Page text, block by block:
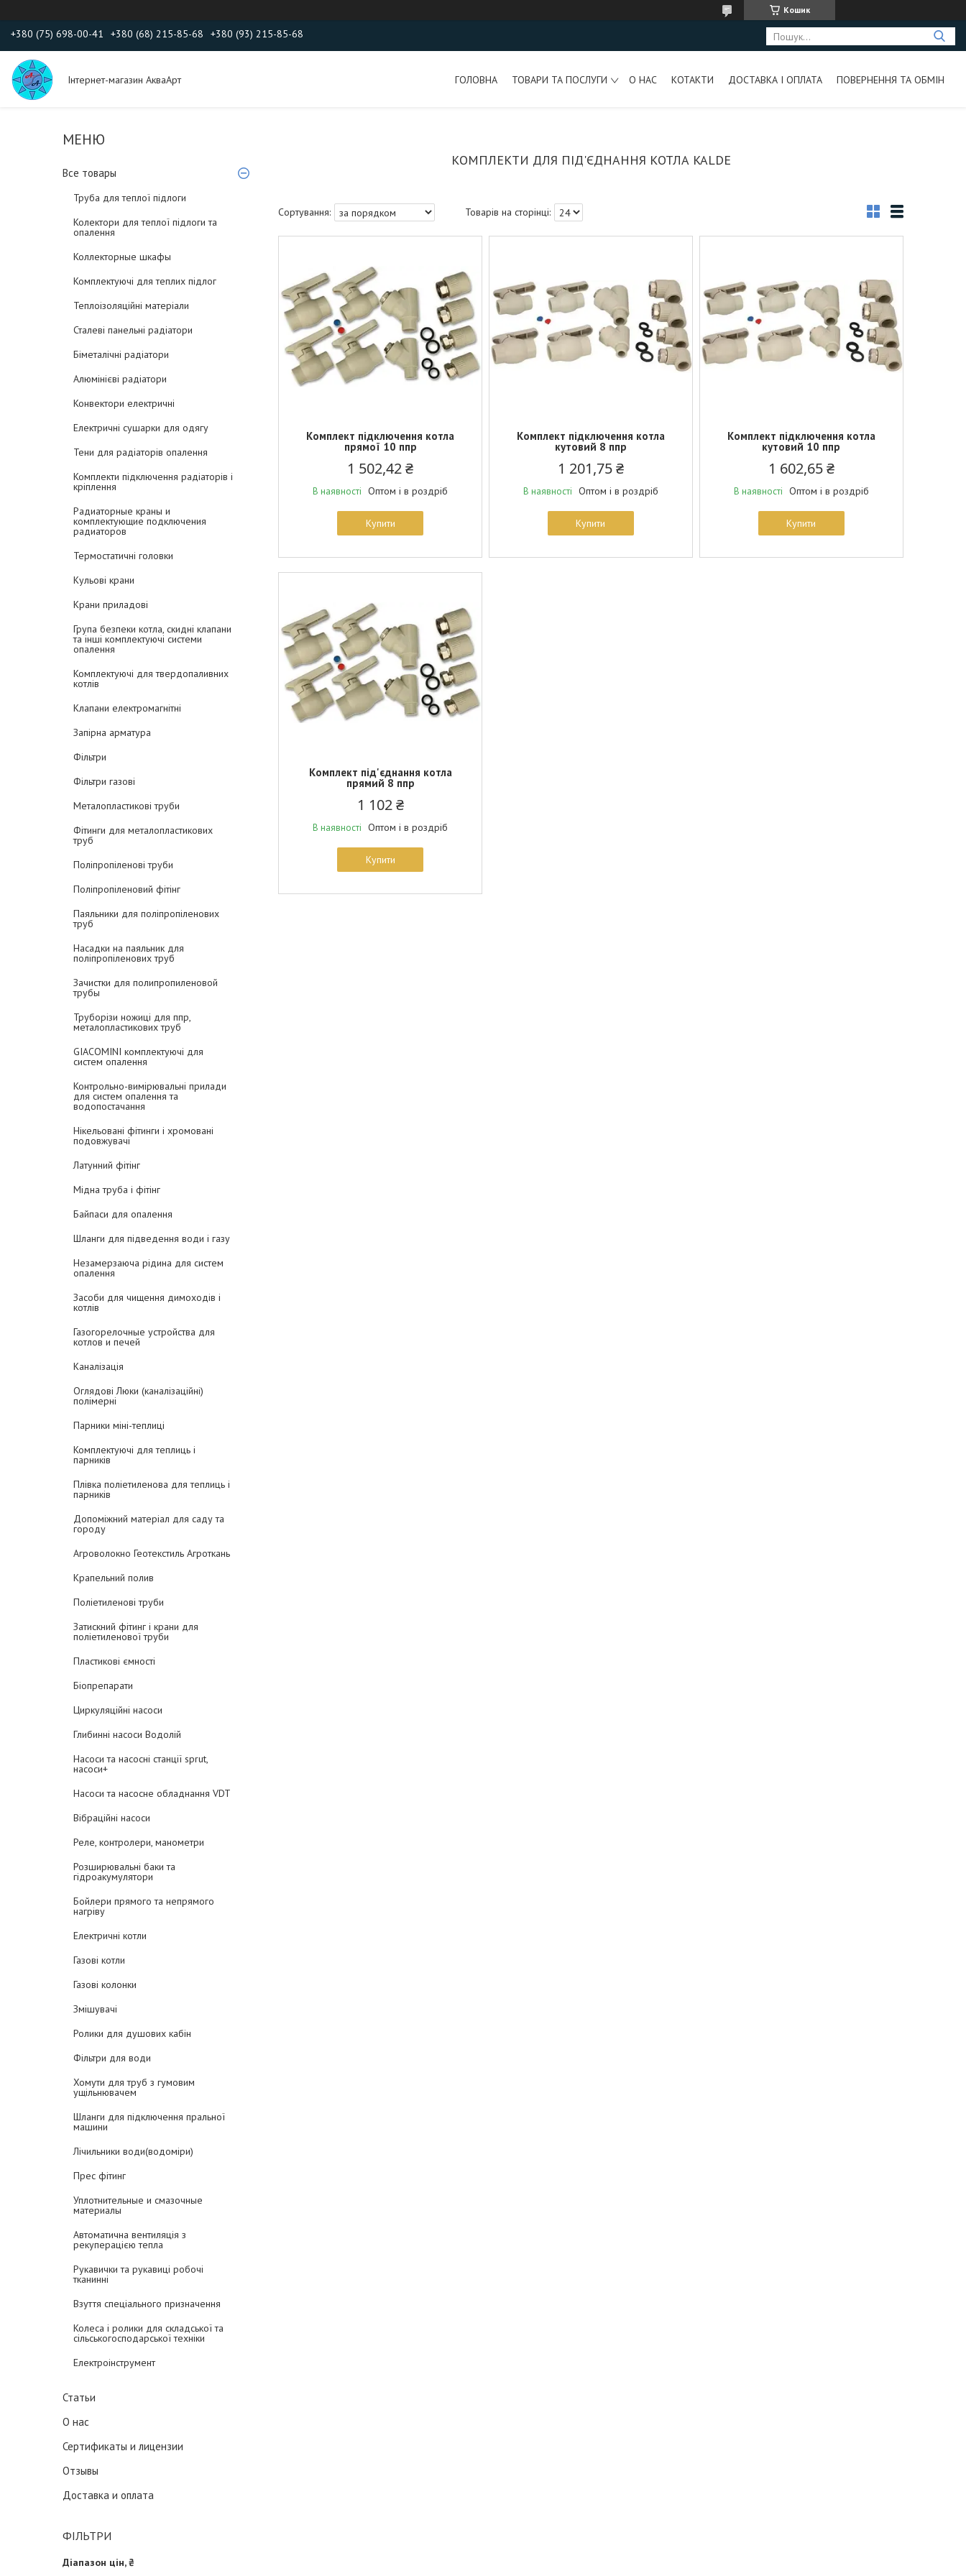
Кошик
+380 (75) 698-00-41 +380 (68) 215-85-68 +380 (93) 215-85-68
Інтернет-магазин АкваАрт ГОЛОВНА ТОВАРИ ТА ПОСЛУГИ О НАС КОТАКТИ ДОСТАВКА І ОПЛАТА ПОВЕРНЕННЯ ТА ОБМІН
Все товары
Труба для теплої підлоги
Колектори для теплої підлоги та
опалення
Коллекторные шкафы
Комплектуючі для теплих підлог
Теплоізоляційні матеріали
Сталеві панельні радіатори
Біметалічні радіатори
Алюмінієві радіатори
Конвектори електричні
Електричні сушарки для одягу
Тени для радіаторів опалення
Комплекти підключення радіаторів і
кріплення
Радиаторные краны и
комплектующие подключения
радиаторов
Термостатичні головки
Кульові крани
Крани приладові
Група безпеки котла, скидні клапани
та інші комплектуючі системи
опалення
Комплектуючі для твердопаливних
котлів
Клапани електромагнітні
Запірна арматура
Фільтри
Фільтри газові
Металопластикові труби
Фітинги для металопластикових
труб
Поліпропіленові труби
Поліпропіленовий фітінг
Паяльники для поліпропіленових
труб
Насадки на паяльник для
поліпропіленових труб
Зачистки для полипропиленовой
трубы
Труборізи ножиці для ппр,
металопластикових труб
GIACOMINI комплектуючі для
систем опалення
Контрольно-вимірювальні прилади
для систем опалення та
водопостачання
Нікельовані фітинги і хромовані
подовжувачі
Латунний фітінг
Мідна труба і фітінг
Байпаси для опалення
Шланги для підведення води і газу
Незамерзаюча рідина для систем
опалення
Засоби для чищення димоходів і
котлів
Газогорелочные устройства для
котлов и печей
Каналізація
Оглядові Люки (каналізаційні)
полімерні
Парники міні-теплиці
Комплектуючі для теплиць і
парників
Плівка поліетиленова для теплиць і
парників
Допоміжний матеріал для саду та
городу
Агроволокно Геотекстиль Агроткань
Крапельний полив
Поліетиленові труби
Затискний фітинг і крани для
поліетиленової труби
Пластикові ємності
Біопрепарати
Циркуляційні насоси
Глибинні насоси Водолій
Насоси та насосні станції sprut,
насоси+
Насоси та насосне обладнання VDT
Вібраційні насоси
Реле, контролери, манометри
Розширювальні баки та
гідроакумулятори
Бойлери прямого та непрямого
нагріву
Електричні котли
Газові котли
Газові колонки
Змішувачі
Ролики для душових кабін
Фільтри для води
Хомути для труб з гумовим
ущільнювачем
Шланги для підключення пральної
машини
Лічильники води(водоміри)
Прес фітинг
Уплотнительные и смазочные
материалы
Автоматична вентиляція з
рекуперацією тепла
Рукавички та рукавиці робочі
тканинні
Взуття спеціального призначення
Колеса і ролики для складської та
сільськогосподарської техніки
Електроінструмент
Статьи
О нас
Сертификаты и лицензии
Отзывы
Доставка и оплата
ФІЛЬТРИ
Діапазон цін, ₴
КОМПЛЕКТИ ДЛЯ ПІД'ЄДНАННЯ КОТЛА KALDE
Комплект підключення котла
прямої 10 ппр
1 502,42 ₴
В наявності Оптом і в роздріб
Купити
Комплект підключення котла
кутовий 8 ппр
1 201,75 ₴
В наявності Оптом і в роздріб
Купити
Комплект підключення котла
кутовий 10 ппр
1 602,65 ₴
В наявності Оптом і в роздріб
Купити
Комплект під'єднання котла
прямий 8 ппр
1 102 ₴
В наявності Оптом і в роздріб
Купити